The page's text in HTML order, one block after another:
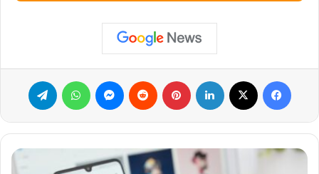
المعاملات، حيث قام المدققون بخفض مستوى البرنامج لرفع
ومع ذلك، في 1 مارس، أصدر أناتولي ياكوفينكو ، المؤسس والرئيس
التنفيذي لشركة Solana Labs ، بياناً آخر حول كيفية تخطيط النظام
للخطة على الاستقرار حيث تواصل الشبكة انتقالها.
فيسبوك لينكدإن بينتيريست ماسنجر واتساب
أداة